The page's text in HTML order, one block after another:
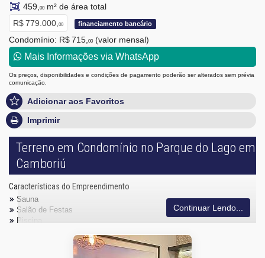
459, 00m² de área total
R$ 779.000, 00 financiamento bancário
Condomínio: R$ 715, 00 (valor mensal)
Mais Informações via WhatsApp
Os preços, disponibilidades e condições de pagamento poderão ser alterados sem prévia
comunicação.
Adicionar aos Favoritos
Imprimir
Terreno em Condomínio no Parque do Lago em
Camboriú
Características do Empreendimento
Sauna
Salão de Festas
Piscina
Espaço Gourmet
Continuar Lendo...